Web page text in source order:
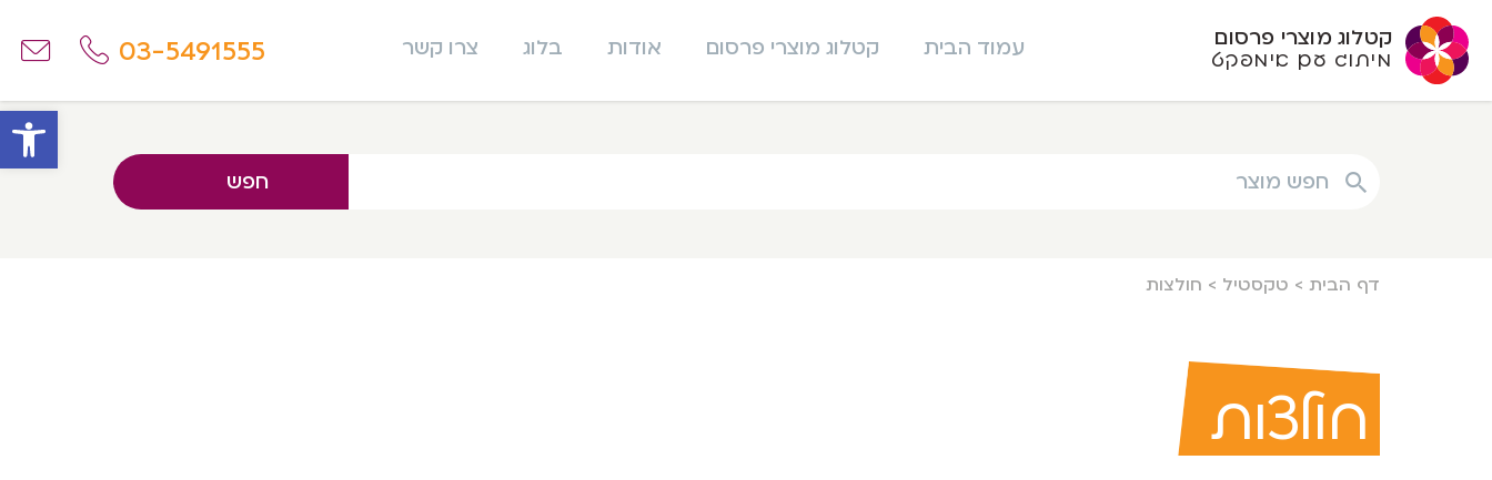
קטלוג מוצרי פרסום
מיתוג עם אימפקט עמוד הבית קטלוג מוצרי פרסום אודות בלוג צרו קשר 03-5491555
חפש מוצר
חפש
דף הבית > טקסטיל > חולצות
חולצות